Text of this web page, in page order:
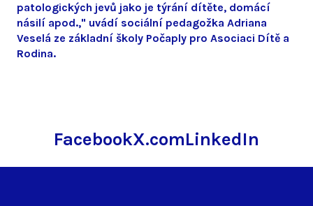
patologických jevů jako je týrání dítěte, domácí
násilí apod.," uvádí sociální pedagožka Adriana
Veselá ze základní školy Počaply pro Asociaci Dítě a
Rodina.
FacebookX.comLinkedIn